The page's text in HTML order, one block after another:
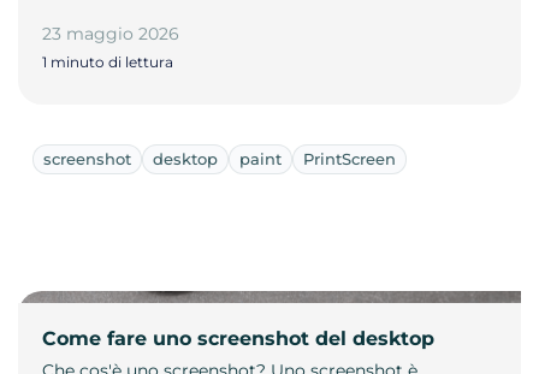
23 maggio 2026
1 minuto di lettura
screenshot desktop paint PrintScreen
Come fare uno screenshot del desktop